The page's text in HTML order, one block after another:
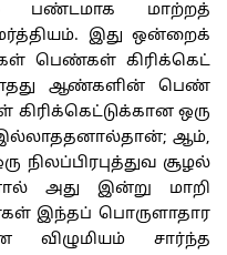
பண்டமாக மாற்றத்
இது ஒன்றைக்
பெண்கள் கிரிக்கெட்
ஆண்களின் பெண்
ஒரு
இல்லாததனால்தான்; ஆம்,
நிலப்பிரபுத்துவ சூழல்
அது இன்று மாறி
இந்தப் பொருளாதார
விழுமியம் சார்ந்த